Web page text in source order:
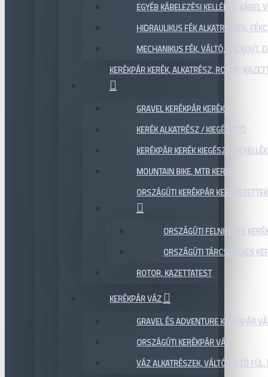
EGYÉB KÁBELEZÉSI KELLÉKEK,
HIDRAULIKUS FÉK ALKATRÉSZEK,
MECHANIKUS FÉK, VÁLTÓ, LOCKOUT,
KERÉKPÁR KERÉK, ALKATRÉSZ, ROTOR,
GRAVEL KERÉKPÁR KERÉK
KERÉK ALKATRÉSZ / KIEGÉSZÍTŐ
KERÉKPÁR KERÉK KIEGÉSZÍTŐK
MOUNTAIN BIKE, MTB KERÉK
ORSZÁGÚTI KERÉKPÁR KERÉKSZETTEK
ORSZÁGÚTI FELNIFÉKES
ORSZÁGÚTI TÁRCSAFÉKES
ROTOR, KAZETTATEST
KERÉKPÁR VÁZ
GRAVEL ÉS ADVENTURE KERÉKPÁR
ORSZÁGÚTI KERÉKPÁR VÁZ
VÁZ ALKATRÉSZEK, VÁLTÓTARTÓ FÜL,